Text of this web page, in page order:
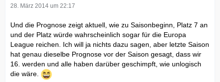
28. März 2014 um 22:17
Und die Prognose zeigt aktuell, wie zu Saisonbeginn, Platz 7 an
und der Platz würde wahrscheinlich sogar für die Europa
League reichen. Ich will ja nichts dazu sagen, aber letzte Saison
hat genau dieselbe Prognose vor der Saison gesagt, dass wir
16. werden und alle haben darüber geschimpft, wie unlogisch
die wäre.